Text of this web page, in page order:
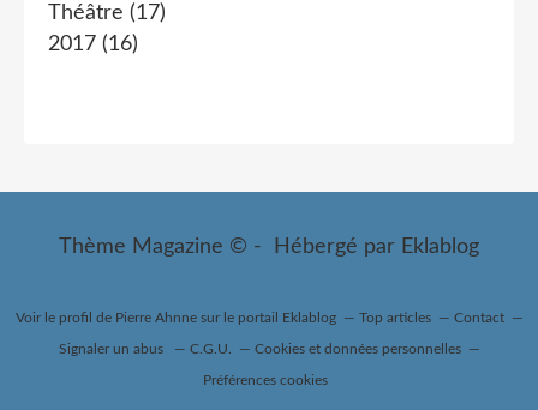
Théâtre (17)
2017 (16)
Thème Magazine © - Hébergé par Eklablog
Voir le profil de Pierre Ahnnesur le portail Eklablog Top articles Contact
Signaler un abus C.G.U. Cookies et données personnelles
Préférences cookies